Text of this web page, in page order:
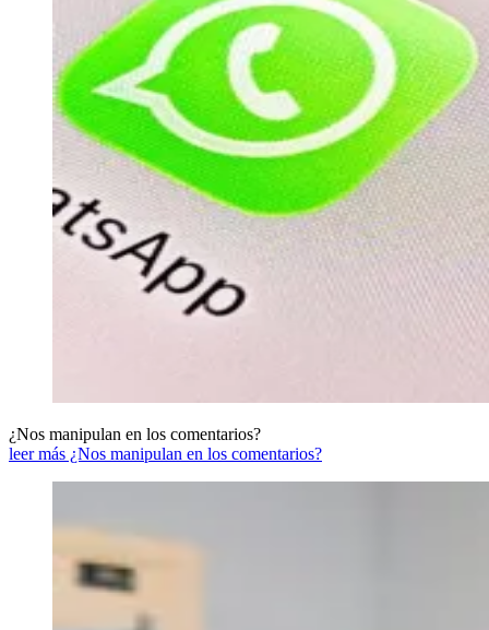
¿Nos manipulan en los comentarios?
leer más ¿Nos manipulan en los comentarios?